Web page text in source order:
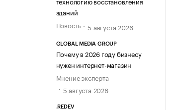
зданий
Новость
5 августа 2026
GLOBAL MEDIA GROUP
Почему в 2026 году бизнесу
нужен интернет-магазин
Мнение эксперта
5 августа 2026
.REDEV